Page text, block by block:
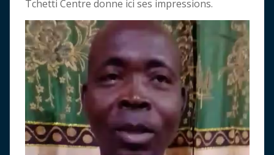
Tchetti Centre donne ici ses impressions.
Lecteur
vidéo